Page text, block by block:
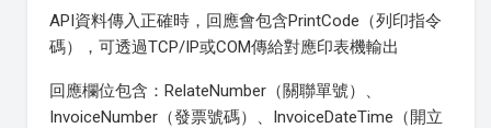
API資料傳入正確時，回應會包含PrintCode（列印指令
碼），可透過TCP/IP或COM傳給對應印表機輸出
回應欄位包含：RelateNumber（關聯單號）、
InvoiceNumber（發票號碼）、InvoiceDateTime（開立